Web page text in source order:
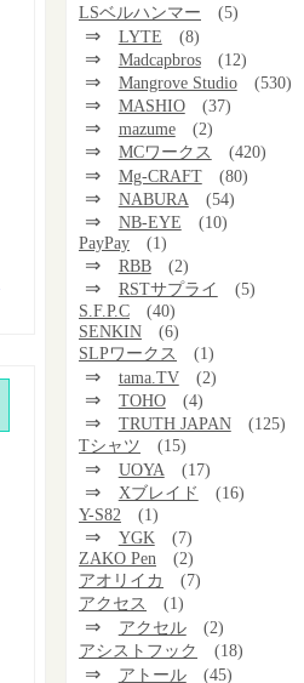
LSベルハンマー
(5)
⇒ LYTE (8)
⇒ Madcapbros (12)
⇒ Mangrove Studio (530)
⇒ MASHIO (37)
⇒ mazume (2)
⇒ MCワークス (420)
⇒ Mg-CRAFT (80)
⇒ NABURA (54)
⇒ NB-EYE
(10)
PayPay
(1)
⇒ RBB (2)
⇒ RSTサプライ
(5)
S.F.P.C
(40)
SENKIN
(6)
SLPワークス
(1)
⇒ tama.TV (2)
⇒ TOHO (4)
⇒ TRUTH JAPAN
(125)
Tシャツ
(15)
⇒ UOYA (17)
⇒ Xブレイド
(16)
Y-S82
(1)
⇒ YGK
(7)
ZAKO Pen
(2)
アオリイカ
(7)
アクセス
(1)
⇒ アクセル
(2)
アシストフック
(18)
⇒ アトール (45)